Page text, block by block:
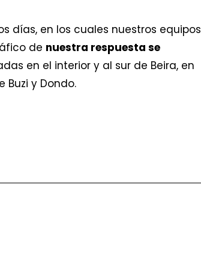
días, en los cuales nuestros equipos
de nuestra respuesta se
en el interior y al sur de Beira, en
y Dondo.